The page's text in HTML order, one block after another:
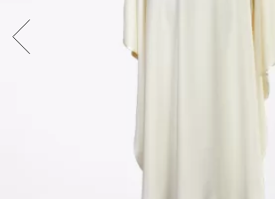
SUBMENU (SUTANNY I DODATKI )